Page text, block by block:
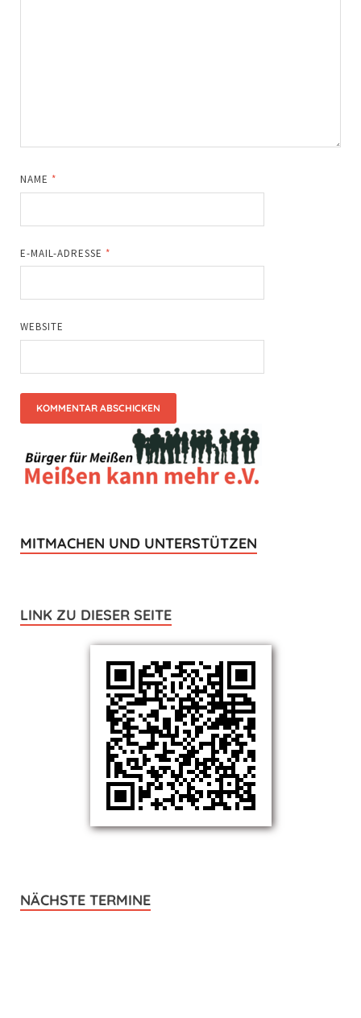
NAME *
E-MAIL-ADRESSE *
WEBSITE
MITMACHEN UND UNTERSTÜTZEN
LINK ZU DIESER SEITE
NÄCHSTE TERMINE